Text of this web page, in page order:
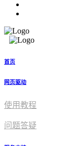
首页
网页驱动
使用教程​
问题答疑